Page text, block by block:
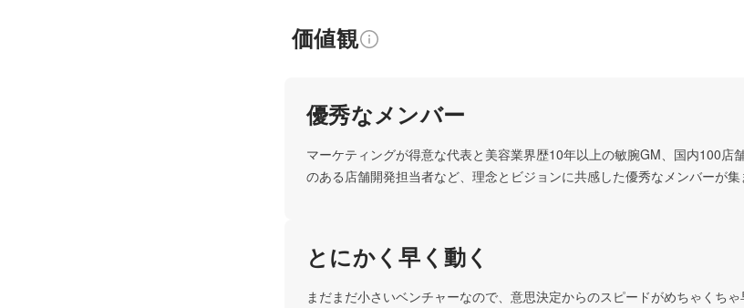
価値観
優秀なメンバー
マーケティングが得意な代表と美容業界歴10年以上の敏腕GM、国内100店
のある店舗開発担当者など、理念とビジョンに共感した優秀なメンバーが集
とにかく早く動く
まだまだ小さいベンチャーなので、意思決定からのスピードがめちゃくち